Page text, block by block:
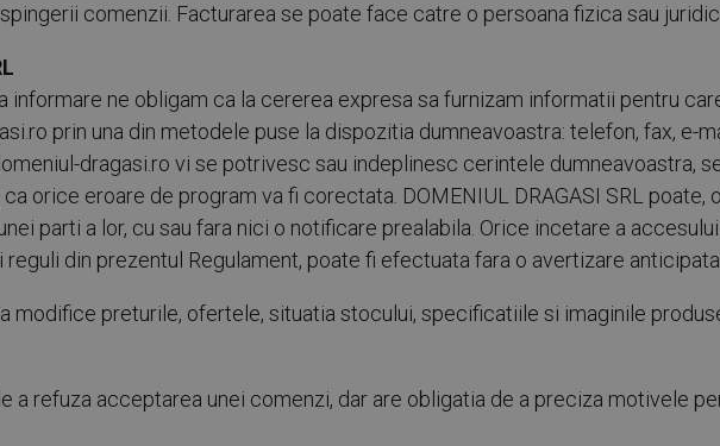
comenzii. Facturarea se poate face catre o persoana fizica sau
ne obligam ca la cererea expresa sa furnizam informatii pentru
prin una din metodele puse la dispozitia dumneavoastra: telefon, fax, e-
dragasi.ro vi se potrivesc sau indeplinesc cerintele dumneavoastra,
orice eroare de program va fi corectata. DOMENIUL DRAGASI SRL poate,
parti a lor, cu sau fara nici o notificare prealabila. Orice incetare a
din prezentul Regulament, poate fi efectuata fara o avertizare anticipata.
modifice preturile, ofertele, situatia stocului, specificatiile si imaginile
a refuza acceptarea unei comenzi, dar are obligatia de a preciza motivele